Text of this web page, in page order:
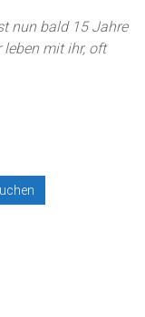
nun bald 15 Jahre
mit ihr, oft